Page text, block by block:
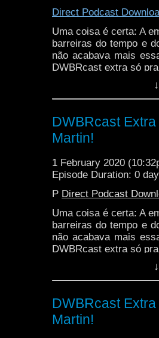
Direct Podcast
Uma coisa é certa: A
barreiras do tempo e
não acabava mais
DWBRcast extra só
DWBRcast
Martin!
1 February 2020
Episode Duration: 0
P Direct Podcast
Uma coisa é certa: A
barreiras do tempo e
não acabava mais
DWBRcast extra só
DWBRcast
Martin!